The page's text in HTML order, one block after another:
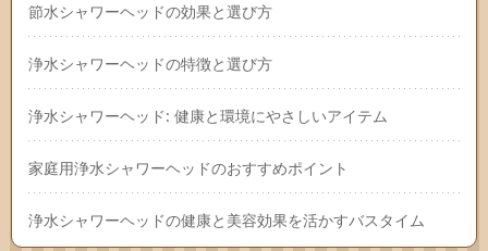
節水シャワーヘッドの効果と選び方
浄水シャワーヘッドの特徴と選び方
浄水シャワーヘッド: 健康と環境にやさしいアイテム
家庭用浄水シャワーヘッドのおすすめポイント
浄水シャワーヘッドの健康と美容効果を活かすバスタイム